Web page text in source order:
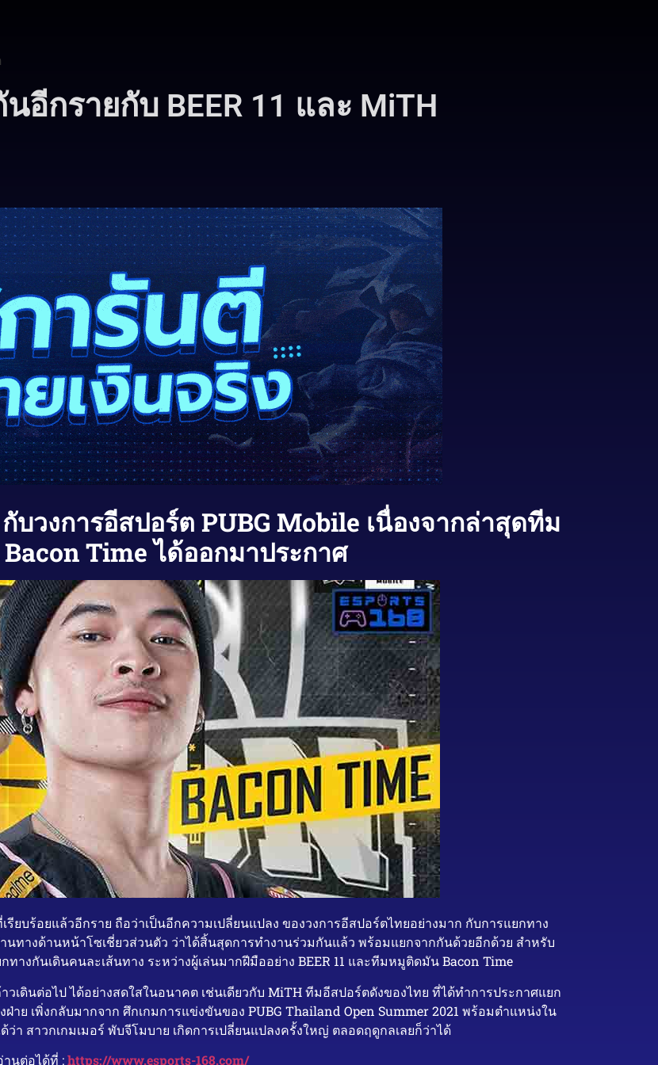
อีกรายกับ BEER 11 และ MiTH
บวงการอีสปอร์ต PUBG Mobile เนื่องจากล่าสุดทีม
Time ได้ออกมาประกาศ
เรียบร้อยแล้วอีกราย ถือว่าเป็นอีกความเปลี่ยนแปลง ของวงการอีสปอร์ตไทยอย่างมาก กับการแยกทาง
ทางด้านหน้าโซเชี่ยวส่วนตัว ว่าได้สิ้นสุดการทำงานร่วมกันแล้ว พร้อมแยกจากกันด้วยอีกด้วย สำหรับ
างกันเดินคนละเส้นทาง ระหว่างผู้เล่นมากฝีมืออย่าง BEER 11 และทีมหมูติดมัน Bacon Time
เดินต่อไป ได้อย่างสดใสในอนาคต เช่นเดียวกับ MiTH ทีมอีสปอร์ตดังของไทย ที่ได้ทำการประกาศแยก
าย เพิ่งกลับมากจาก ศึกเกมการแข่งขันของ PUBG Thailand Open Summer 2021 พร้อมตำแหน่งใน
ว่า สาวกเกมเมอร์ พับจีโมบาย เกิดการเปลี่ยนแปลงครั้งใหญ่ ตลอดฤดูกลเลยก็ว่าได้
านต่อได้ที่ :https://www.esports-168.com/